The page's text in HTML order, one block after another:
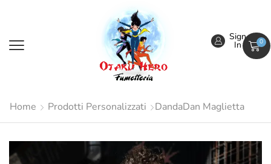
Sign
In 0
Home Prodotti Personalizzati DandaDan Maglietta